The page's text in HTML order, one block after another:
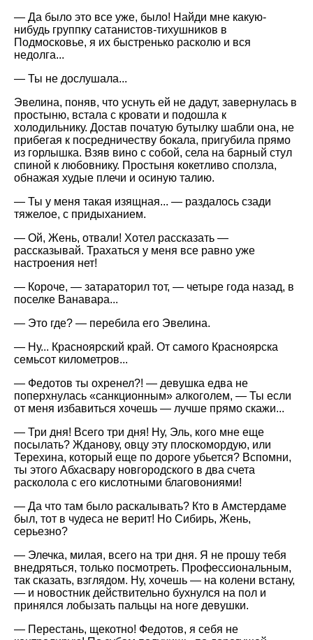
— Да было это все уже, было! Найди мне какую-
нибудь группку сатанистов-тихушников в
Подмосковье, я их быстренько расколю и вся
недолга...
— Ты не дослушала...
Эвелина, поняв, что уснуть ей не дадут, завернулась в
простыню, встала с кровати и подошла к
холодильнику. Достав початую бутылку шабли она, не
прибегая к посредничеству бокала, пригубила прямо
из горлышка. Взяв вино с собой, села на барный стул
спиной к любовнику. Простыня кокетливо сползла,
обнажая худые плечи и осиную талию.
— Ты у меня такая изящная... — раздалось сзади
тяжелое, с придыханием.
— Ой, Жень, отвали! Хотел рассказать —
рассказывай. Трахаться у меня все равно уже
настроения нет!
— Короче, — затараторил тот, — четыре года назад, в
поселке Ванавара...
— Это где? — перебила его Эвелина.
— Ну... Красноярский край. От самого Красноярска
семьсот километров...
— Федотов ты охренел?! — девушка едва не
поперхнулась
санкционным
алкоголем, — Ты если
от меня избавиться хочешь — лучше прямо скажи...
— Три дня! Всего три дня! Ну, Эль, кого мне еще
посылать? Жданову, овцу эту плоскомордую, или
Терехина, который еще по дороге убьется? Вспомни,
ты этого Абхасвару новгородского в два счета
расколола с его кислотными благовониями!
— Да что там было раскалывать? Кто в Амстердаме
был, тот в чудеса не верит! Но Сибирь, Жень,
серьезно?
— Элечка, милая, всего на три дня. Я не прошу тебя
внедряться, только посмотреть. Профессиональным,
так сказать, взглядом. Ну, хочешь — на колени встану,
— и новостник действительно бухнулся на пол и
принялся лобызать пальцы на ноге девушки.
— Перестань, щекотно! Федотов, я себя не